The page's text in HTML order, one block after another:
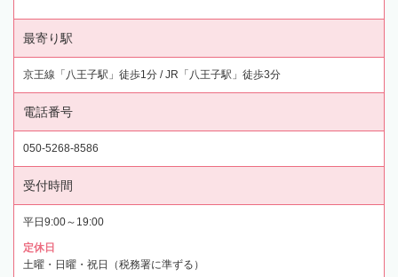
最寄り駅
京王線「八王子駅」徒歩1分 / JR「八王子駅」徒歩3分
電話番号
050-5268-8586
受付時間
平日9:00～19:00
定休日
土曜・日曜・祝日（税務署に準ずる）